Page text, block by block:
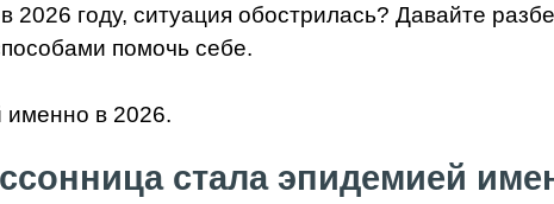
году, ситуация обострилась? Давайте
помочь себе.
стала эпидемией